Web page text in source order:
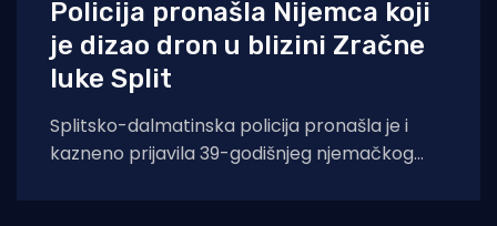
Policija pronašla Nijemca koji
je dizao dron u blizini Zračne
luke Split
Splitsko-dalmatinska policija pronašla je i
kazneno prijavila 39-godišnjeg njemačkog